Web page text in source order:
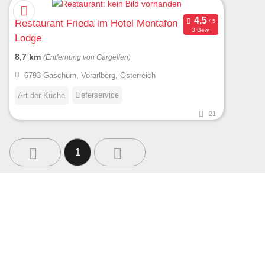
Restaurant Frieda im Hotel Montafon
Lodge
3 Bew.
8,7 km (Entfernung von Gargellen)
6793 Gaschurn, Vorarlberg, Österreich
Art der Küche Lieferservice
21
1